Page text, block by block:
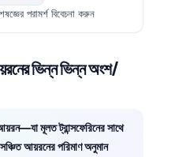
পরামর্শ বিবেচনা করুন
ভিন্ন ভিন্ন অংশ/
মূলত ট্রান্সফেরিনের সাথে
আয়রনের পরিমাণ অনুমান